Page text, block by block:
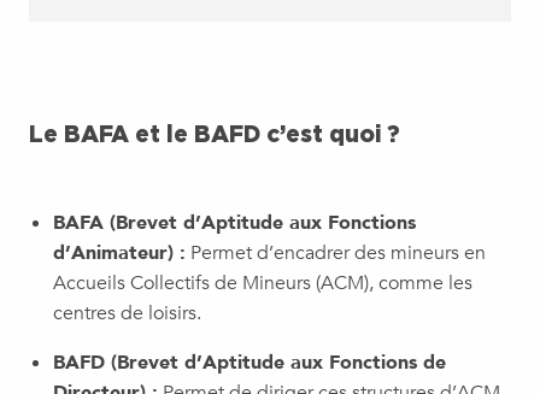
Le BAFA et le BAFD c’est quoi ?
BAFA (Brevet d’Aptitude aux Fonctions
d’Animateur) : Permet d’encadrer des mineurs en
Accueils Collectifs de Mineurs (ACM), comme les
centres de loisirs.
BAFD (Brevet d’Aptitude aux Fonctions de